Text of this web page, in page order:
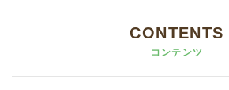
CONTENTS
コンテンツ